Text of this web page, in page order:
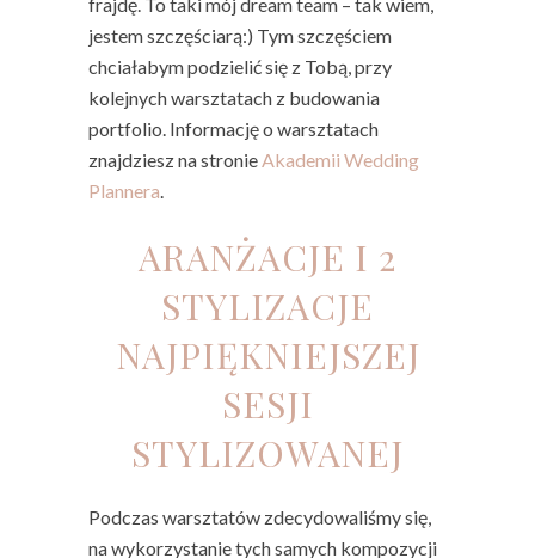
jestem szczęściarą:) Tym szczęściem
chciałabym podzielić się z Tobą, przy
kolejnych warsztatach z budowania
portfolio. Informację o warsztatach
znajdziesz na stronieAkademii Wedding
Plannera.
ARANŻACJE I 2
STYLIZACJE
NAJPIĘKNIEJSZEJ
SESJI
STYLIZOWANEJ
Podczas warsztatów zdecydowaliśmy się,
na wykorzystanie tych samych kompozycji